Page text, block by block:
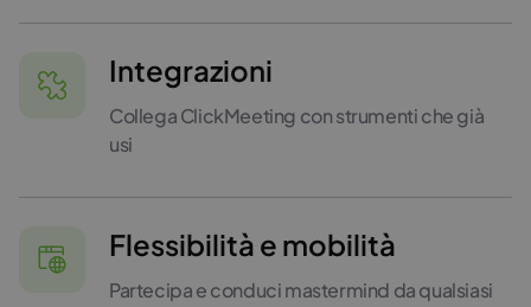
Integrazioni
Collega ClickMeeting con strumenti che già
usi
Flessibilità e mobilità
Partecipa e conduci mastermind da qualsiasi